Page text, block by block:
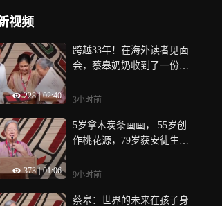
视频
228 | 02:40
跨越33年！在海外读者见面
会，蔡皋奶奶收到了一份幸
3小时前
373 | 01:06
5岁拿木炭条画画， 55岁创
作桃花源，79岁获安徒生
9小时前
蔡皋：世界的未来在孩子身